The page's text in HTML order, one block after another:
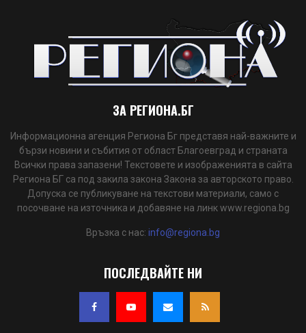
ЗА РЕГИОНА.БГ
Информационна агенция Региона Бг представя най-важните и
бързи новини и събития от област Благоевград и страната
Всички права запазени! Текстовете и изображенията в сайта
Региона БГ са под закила закона Закона за авторското право.
Допуска се публикуване на текстови материали, само с
посочване на източника и добавяне на линк www.regiona.bg
Връзка с нас: info@regiona.bg
ПОСЛЕДВАЙТЕ НИ